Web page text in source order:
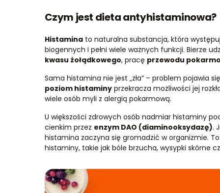
Czym jest dieta antyhistaminowa?
Histaminato naturalna substancja, która
biogennych i pełni wiele ważnych funkcji. Bierze
kwasu żołądkowego, pracę przewodu
Sama histamina nie jest „zła” – problem pojawia
poziom histaminyprzekracza możliwości jej
wiele osób myli z alergią pokarmową.
U większości zdrowych osób nadmiar histaminy
cienkim przez enzym DAO (diaminooksydazę).
histamina zaczyna się gromadzić w organizmie.
histaminy, takie jak bóle brzucha, wysypki skórne